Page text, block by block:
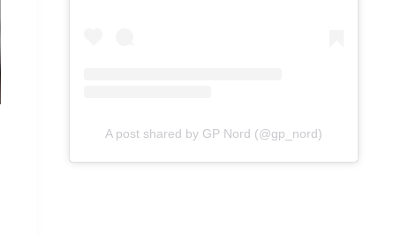
A post shared by GP Nord (@gp_nord)